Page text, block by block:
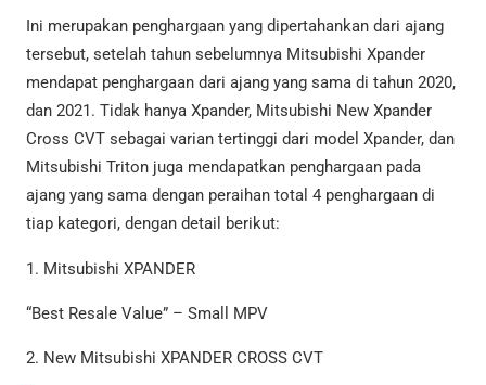
Ini merupakan penghargaan yang dipertahankan dari ajang
tersebut, setelah tahun sebelumnya Mitsubishi Xpander
mendapat penghargaan dari ajang yang sama di tahun 2020,
dan 2021. Tidak hanya Xpander, Mitsubishi New Xpander
Cross CVT sebagai varian tertinggi dari model Xpander, dan
Mitsubishi Triton juga mendapatkan penghargaan pada
ajang yang sama dengan peraihan total 4 penghargaan di
tiap kategori, dengan detail berikut:
1. Mitsubishi XPANDER
“Best Resale Value” – Small MPV
2. New Mitsubishi XPANDER CROSS CVT